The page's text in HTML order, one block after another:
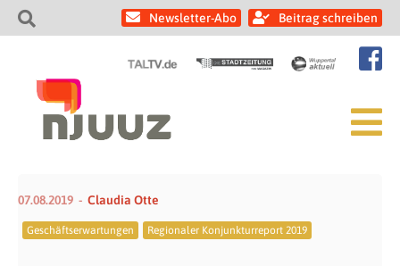
Newsletter-Abo Beitrag schreiben
07.08.2019 Claudia Otte
Geschäftserwartungen Regionaler Konjunkturreport 2019